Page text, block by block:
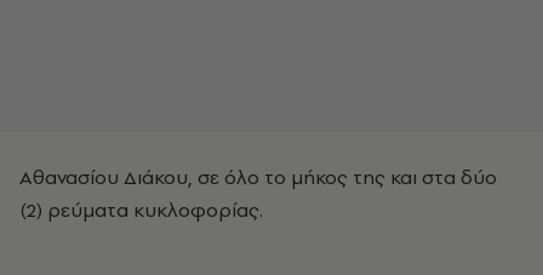
Αθανασίου Διάκου, σε όλο το μήκος της και στα δύο
(2) ρεύματα κυκλοφορίας.